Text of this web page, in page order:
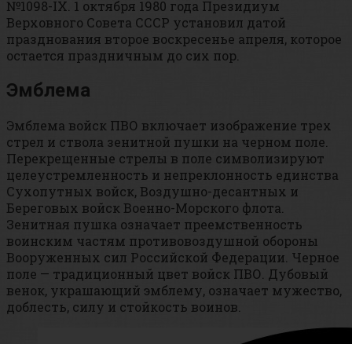
№1098-IX. 1 октября 1980 года Президиум
Верховного Совета СССР установил датой
празднования второе воскресенье апреля, которое
остается праздничным до сих пор.
Эмблема
Эмблема войск ПВО включает изображение трех
стрел и ствола зенитной пушки на черном поле.
Перекрещенные стрелы в поле символизируют
целеустремленность и непреклонность единства
Сухопутных войск, Воздушно-десантных и
Береговых войск Военно-Морского флота.
Зенитная пушка означает преемственность
воинским частям противовоздушной обороны
Вооруженных сил Российской Федерации. Черное
поле — традиционный цвет войск ПВО. Дубовый
венок, украшающий эмблему, означает мужество,
доблесть, силу и стойкость воинов.